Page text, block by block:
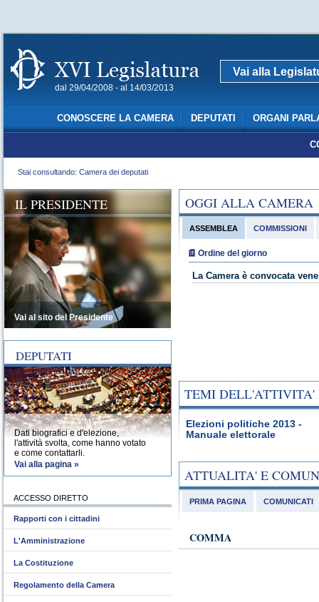
dal 29/04/2008 - al 14/03/2013
Vai alla
CONOSCERE LA CAMERA DEPUTATI ORGANI
Stai consultando: Camera dei deputati
OGGI ALLA CAMERA
ASSEMBLEA
Ordine del giorno
La Camera è convocata
COMMISSIONI
TEMI DELL'ATTIVITA'
Elezioni politiche 2013 -
Manuale elettorale
ATTUALITA' E
PRIMA PAGINA COMUNICATI
COMMA
IL PRESIDENTE
Vai al sito del Presidente
DEPUTATI
Dati biografici e d'elezione,
l'attività svolta, come hanno votato
e come contattarli.
Vai alla pagina »
ACCESSO DIRETTO
Rapporti con i cittadini
L'Amministrazione
La Costituzione
Regolamento della Camera